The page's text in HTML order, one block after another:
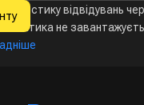
відвідувань
не